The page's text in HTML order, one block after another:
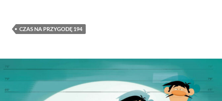
CZAS NA PRZYGODĘ 194